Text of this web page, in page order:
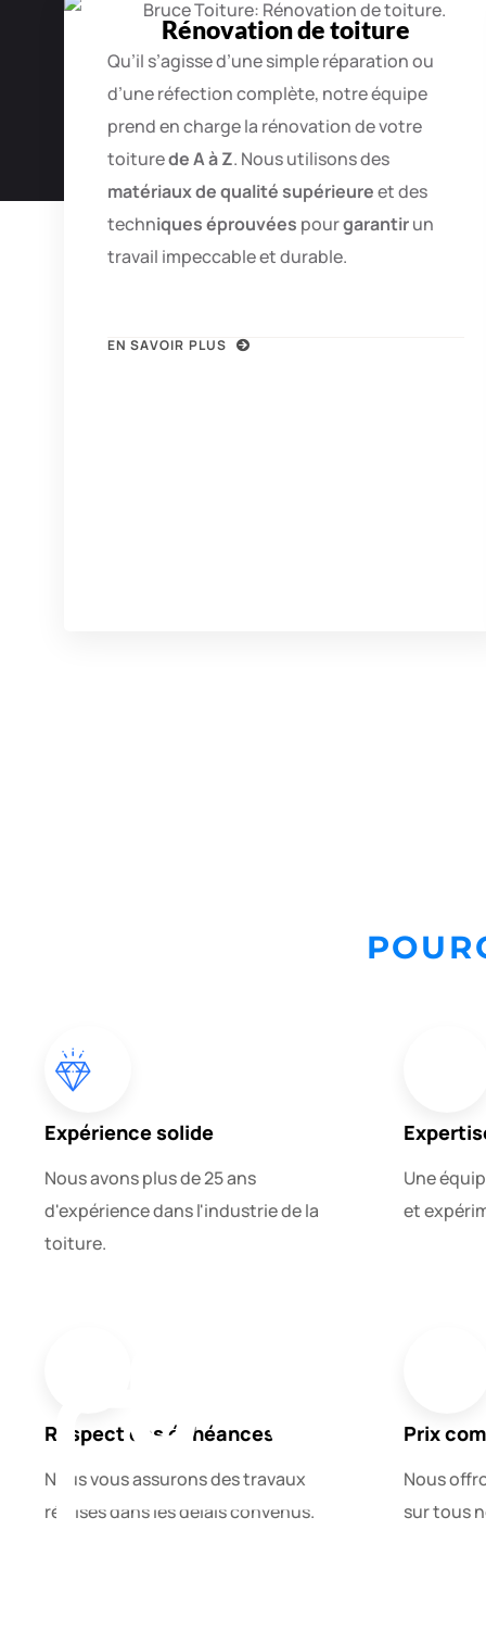
Rénovation de toiture
Qu’il s’agisse d’une simple réparation ou
d’une réfection complète, notre équipe
prend en charge la rénovation de votre
toiturede A à Z. Nous utilisons des
matériaux de qualité supérieureet des
techniques éprouvées pourgarantirun
travail impeccable et durable.
EN SAVOIR PLUS
Expérience solide
Nous avons plus de 25 ans
d'expérience dans l'industrie de la
toiture.
Une
et
Respect des échéances
Nous vous assurons des travaux
réalisés dans les délais convenus.
Prix
Nous
sur tous